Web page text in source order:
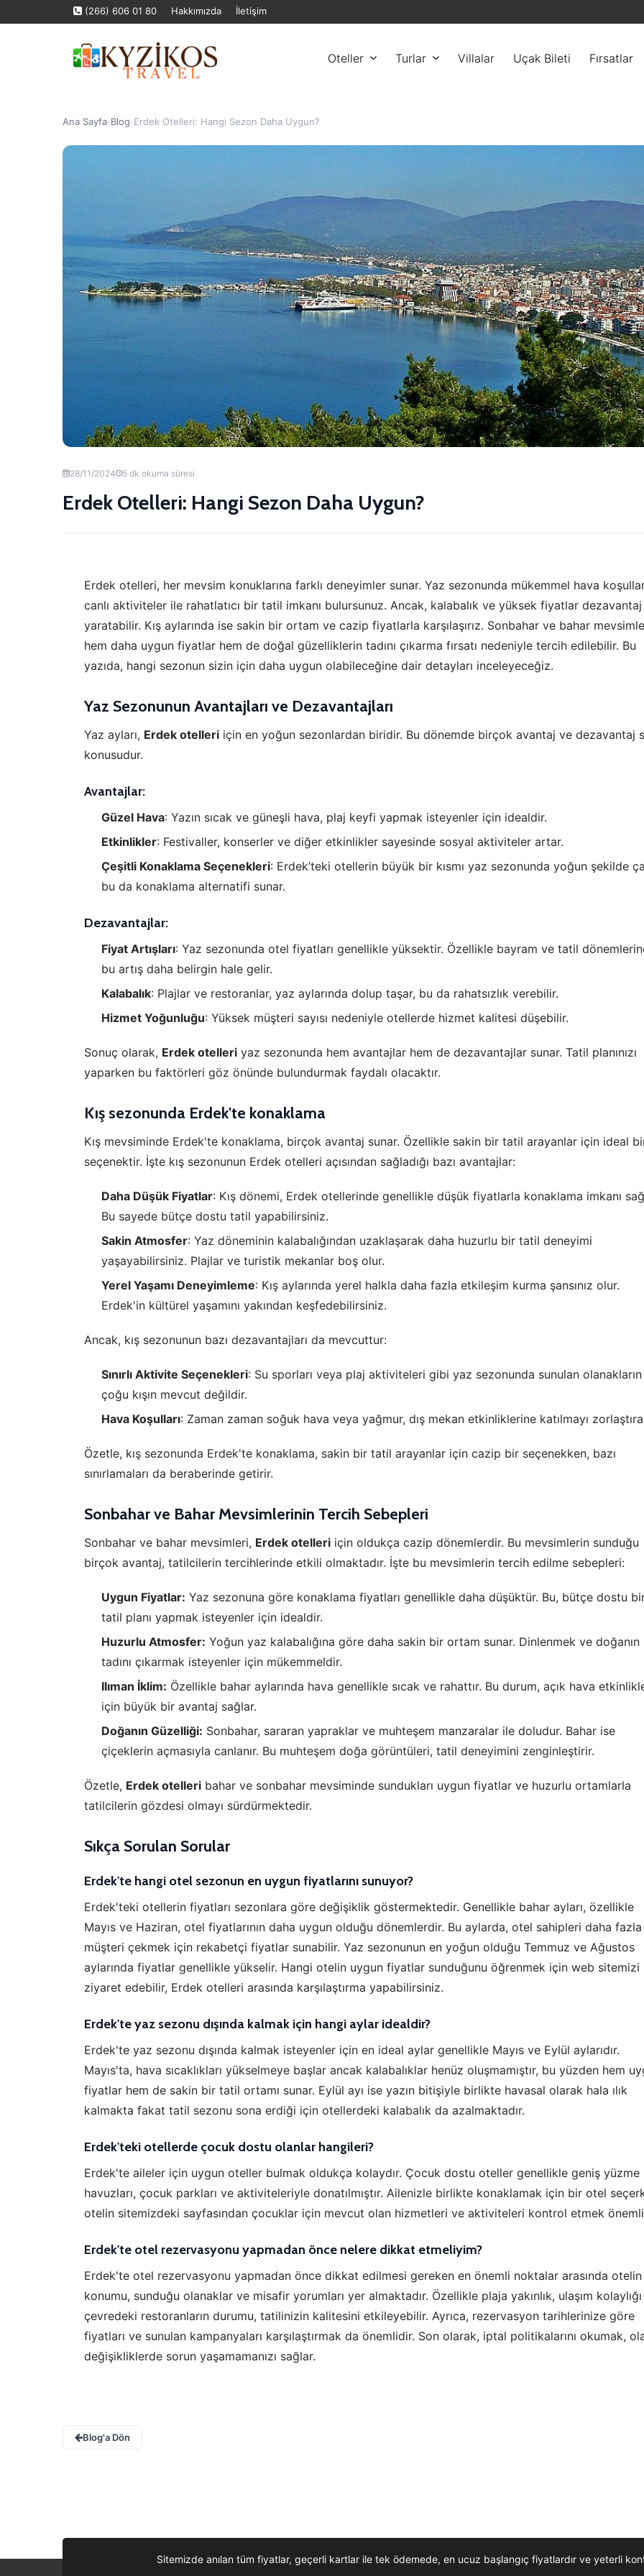
(266) 606 01 80 Hakkımızda İletişim
Oteller Turlar Villalar Uçak Bileti Fırsatlar
Çerez tercihlerinizibelirleyin.
depolayabilir, bunları yurt içi ve yurt dışındaki hizmet sağlayıcılarla paylaşabiliriz. Buna
izin vermemeyi seçebilirsiniz ancak bu durumda sitemiz umduğumuz gibi çalışmaya
Daha fazla bilgi için
inceleyebilirsiniz.
Zorunlu Çerezler
çerezler olmadan site düzgün çalışmaz ve devre dışı bırakılamaz.
İstatistik Çerezleri
sayfaların popüler olduğunu ve kullanıcıların nerede zorluk yaşadığını
anlamamıza yardımcı olur.
Pazarlama Çerezleri
Kapatırsanız reklamları görmeye devam edersiniz, ancak daha az
alakalı olabilirler.
Ana Sayfa›Blog›Erdek Otelleri: Hangi Sezon Daha Uygun?
28/11/2024 5 dk okuma süresi
Erdek Otelleri: Hangi Sezon Daha Uygun?
Erdek otelleri, her mevsim konuklarına farklı deneyimler sunar. Yaz sezonunda mükemmel hava
canlı aktiviteler ile rahatlatıcı bir tatil imkanı bulursunuz. Ancak, kalabalık ve yüksek fiyatlar dezavantaj
yaratabilir. Kış aylarında ise sakin bir ortam ve cazip fiyatlarla karşılaşırız. Sonbahar ve bahar
hem daha uygun fiyatlar hem de doğal güzelliklerin tadını çıkarma fırsatı nedeniyle tercih edilebilir. Bu
yazıda, hangi sezonun sizin için daha uygun olabileceğine dair detayları inceleyeceğiz.
Yaz Sezonunun Avantajları ve Dezavantajları
Yaz ayları, Erdek otelleri için en yoğun sezonlardan biridir. Bu dönemde birçok avantaj ve dezavantaj
konusudur.
Avantajlar:
Güzel Hava: Yazın sıcak ve güneşli hava, plaj keyfi yapmak isteyenler için idealdir.
Etkinlikler: Festivaller, konserler ve diğer etkinlikler sayesinde sosyal aktiviteler artar.
Çeşitli Konaklama Seçenekleri: Erdek’teki otellerin büyük bir kısmı yaz sezonunda yoğun şekilde
bu da konaklama alternatifi sunar.
Dezavantajlar:
Fiyat Artışları: Yaz sezonunda otel fiyatları genellikle yüksektir. Özellikle bayram ve tatil
bu artış daha belirgin hale gelir.
Kalabalık: Plajlar ve restoranlar, yaz aylarında dolup taşar, bu da rahatsızlık verebilir.
Hizmet Yoğunluğu: Yüksek müşteri sayısı nedeniyle otellerde hizmet kalitesi düşebilir.
Sonuç olarak, Erdek otelleri yaz sezonunda hem avantajlar hem de dezavantajlar sunar. Tatil planınızı
yaparken bu faktörleri göz önünde bulundurmak faydalı olacaktır.
Kış sezonunda Erdek'te konaklama
Kış mevsiminde Erdek'te konaklama, birçok avantaj sunar. Özellikle sakin bir tatil arayanlar için ideal
seçenektir. İşte kış sezonunun Erdek otelleri açısından sağladığı bazı avantajlar:
Daha Düşük Fiyatlar: Kış dönemi, Erdek otellerinde genellikle düşük fiyatlarla konaklama imkanı
Bu sayede bütçe dostu tatil yapabilirsiniz.
Sakin Atmosfer: Yaz döneminin kalabalığından uzaklaşarak daha huzurlu bir tatil deneyimi
yaşayabilirsiniz. Plajlar ve turistik mekanlar boş olur.
Yerel Yaşamı Deneyimleme: Kış aylarında yerel halkla daha fazla etkileşim kurma şansınız olur.
Erdek'in kültürel yaşamını yakından keşfedebilirsiniz.
Ancak, kış sezonunun bazı dezavantajları da mevcuttur:
Sınırlı Aktivite Seçenekleri: Su sporları veya plaj aktiviteleri gibi yaz sezonunda sunulan olanakların
çoğu kışın mevcut değildir.
Hava Koşulları: Zaman zaman soğuk hava veya yağmur, dış mekan etkinliklerine katılmayı
Özetle, kış sezonunda Erdek'te konaklama, sakin bir tatil arayanlar için cazip bir seçenekken, bazı
sınırlamaları da beraberinde getirir.
Sonbahar ve Bahar Mevsimlerinin Tercih Sebepleri
Sonbahar ve bahar mevsimleri, Erdek otelleri için oldukça cazip dönemlerdir. Bu mevsimlerin sunduğu
birçok avantaj, tatilcilerin tercihlerinde etkili olmaktadır. İşte bu mevsimlerin tercih edilme sebepleri:
Uygun Fiyatlar: Yaz sezonuna göre konaklama fiyatları genellikle daha düşüktür. Bu, bütçe dostu
tatil planı yapmak isteyenler için idealdir.
Huzurlu Atmosfer: Yoğun yaz kalabalığına göre daha sakin bir ortam sunar. Dinlenmek ve doğanın
tadını çıkarmak isteyenler için mükemmeldir.
Ilıman İklim: Özellikle bahar aylarında hava genellikle sıcak ve rahattır. Bu durum, açık hava
için büyük bir avantaj sağlar.
Doğanın Güzelliği: Sonbahar, sararan yapraklar ve muhteşem manzaralar ile doludur. Bahar ise
çiçeklerin açmasıyla canlanır. Bu muhteşem doğa görüntüleri, tatil deneyimini zenginleştirir.
Özetle, Erdek otelleri bahar ve sonbahar mevsiminde sundukları uygun fiyatlar ve huzurlu ortamlarla
tatilcilerin gözdesi olmayı sürdürmektedir.
Sıkça Sorulan Sorular
Erdek'te hangi otel sezonun en uygun fiyatlarını sunuyor?
Erdek'teki otellerin fiyatları sezonlara göre değişiklik göstermektedir. Genellikle bahar ayları, özellikle
Mayıs ve Haziran, otel fiyatlarının daha uygun olduğu dönemlerdir. Bu aylarda, otel sahipleri daha fazla
müşteri çekmek için rekabetçi fiyatlar sunabilir. Yaz sezonunun en yoğun olduğu Temmuz ve Ağustos
aylarında fiyatlar genellikle yükselir. Hangi otelin uygun fiyatlar sunduğunu öğrenmek için web sitemizi
ziyaret edebilir, Erdek otelleri arasında karşılaştırma yapabilirsiniz.
Erdek'te yaz sezonu dışında kalmak için hangi aylar idealdir?
Erdek'te yaz sezonu dışında kalmak isteyenler için en ideal aylar genellikle Mayıs ve Eylül aylarıdır.
Mayıs'ta, hava sıcaklıkları yükselmeye başlar ancak kalabalıklar henüz oluşmamıştır, bu yüzden hem
fiyatlar hem de sakin bir tatil ortamı sunar. Eylül ayı ise yazın bitişiyle birlikte havasal olarak hala ılık
kalmakta fakat tatil sezonu sona erdiği için otellerdeki kalabalık da azalmaktadır.
Erdek'teki otellerde çocuk dostu olanlar hangileri?
Erdek'te aileler için uygun oteller bulmak oldukça kolaydır. Çocuk dostu oteller genellikle geniş yüzme
havuzları, çocuk parkları ve aktiviteleriyle donatılmıştır. Ailenizle birlikte konaklamak için bir otel
otelin sitemizdeki sayfasından çocuklar için mevcut olan hizmetleri ve aktiviteleri kontrol etmek
Erdek'te otel rezervasyonu yapmadan önce nelere dikkat etmeliyim?
Erdek'te otel rezervasyonu yapmadan önce dikkat edilmesi gereken en önemli noktalar arasında otelin
konumu, sunduğu olanaklar ve misafir yorumları yer almaktadır. Özellikle plaja yakınlık, ulaşım
çevredeki restoranların durumu, tatilinizin kalitesini etkileyebilir. Ayrıca, rezervasyon tarihlerinize göre
fiyatları ve sunulan kampanyaları karşılaştırmak da önemlidir. Son olarak, iptal politikalarını okumak,
değişikliklerde sorun yaşamamanızı sağlar.
Blog'a Dön
Sitemizde anılan tüm fiyatlar, geçerli kartlar ile tek ödemede, en ucuz başlangıç fiyatlardır ve yeterli